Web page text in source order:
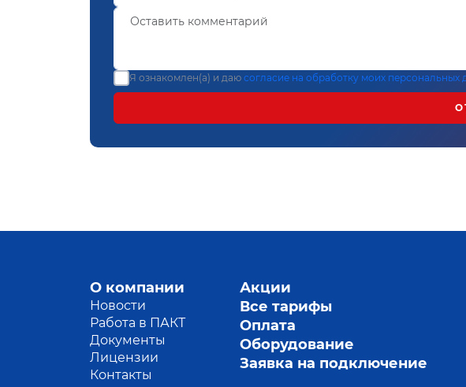
Я ознакомлен(а) и даю согласие на обработку моих персональных
О компании
Новости
Работа в ПАКТ
Документы
Лицензии
Контакты
Акции
Все тарифы
Оплата
Оборудование
Заявка на подключение